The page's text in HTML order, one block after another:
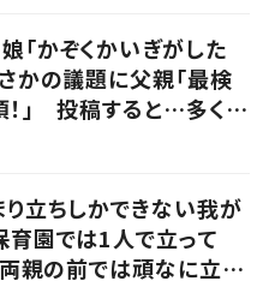
「かぞくかいぎがした
かの議題に父親「最検
！」 投稿すると…多くの
り立ちしかできない我が
園では1人で立って
両親の前では頑なに立た